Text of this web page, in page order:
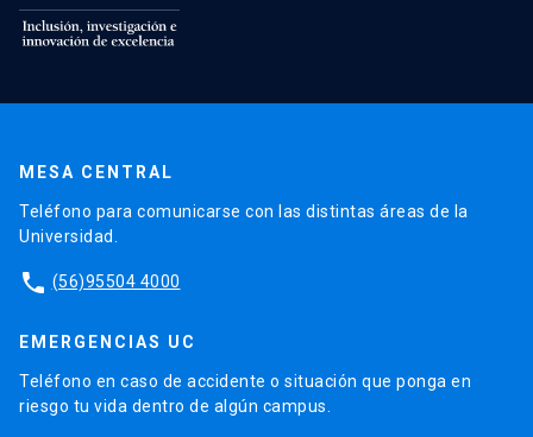
MESA CENTRAL
Teléfono para comunicarse con las distintas áreas de la
Universidad.
phone (56)95504 4000
EMERGENCIAS UC
Teléfono en caso de accidente o situación que ponga en
riesgo tu vida dentro de algún campus.